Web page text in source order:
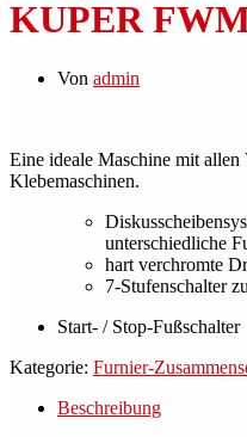
KUPER
Von admin
Eine ideale Maschine mit
Klebemaschinen.
unterschiedliche
hart verchromte
7-Stufenschalter
Start- / Stop-Fußschalter
Kategorie: Furnier-
Beschreibung